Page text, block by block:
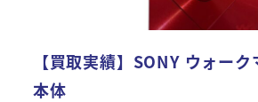
【買取実績】SONY ウォー
本体